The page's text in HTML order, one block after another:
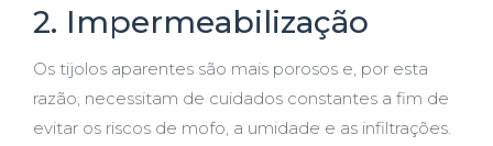
2. Impermeabilização
Os tijolos aparentes são mais porosos e, por esta
razão, necessitam de cuidados constantes a fim de
evitar os riscos de mofo, a umidade e as infiltrações.